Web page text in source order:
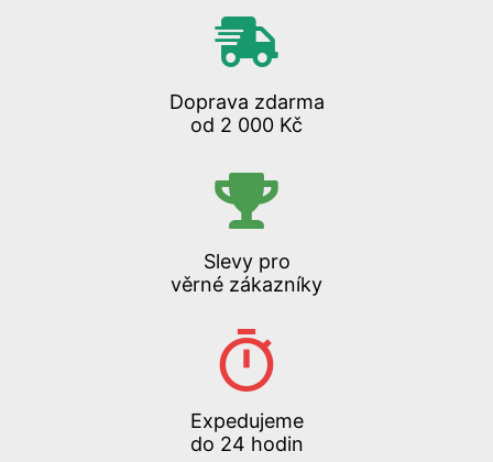
Doprava zdarma
od 2 000 Kč
Slevy pro
věrné zákazníky
Expedujeme
do 24 hodin